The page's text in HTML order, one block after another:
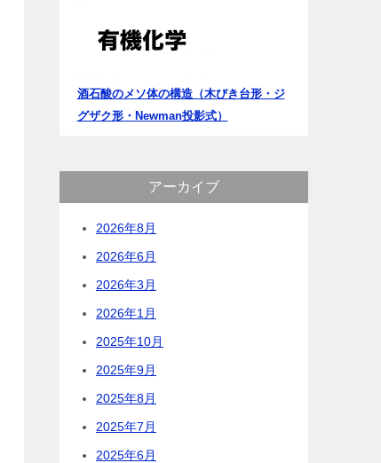
酒石酸のメソ体の構造（木びき台形・ジ
グザク形・Newman投影式）
アーカイブ
2026年8月
2026年6月
2026年3月
2026年1月
2025年10月
2025年9月
2025年8月
2025年7月
2025年6月